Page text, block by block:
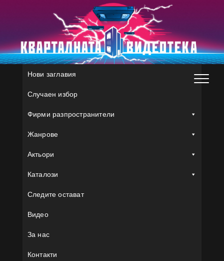
Нови заглавия
Случаен избор
Фирми разпространители
Жанрове
Актьори
Каталози
Следите остават
Видео
За нас
Контакти